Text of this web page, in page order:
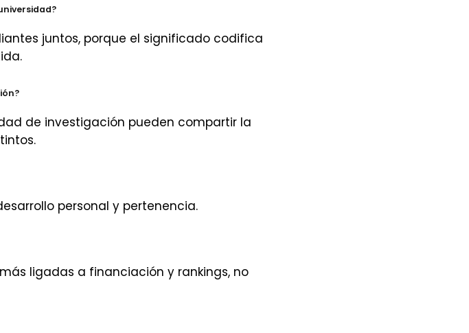
juntos, porque el significado codifica
de investigación pueden compartir la
personal y pertenencia.
ligadas a financiación y rankings, no